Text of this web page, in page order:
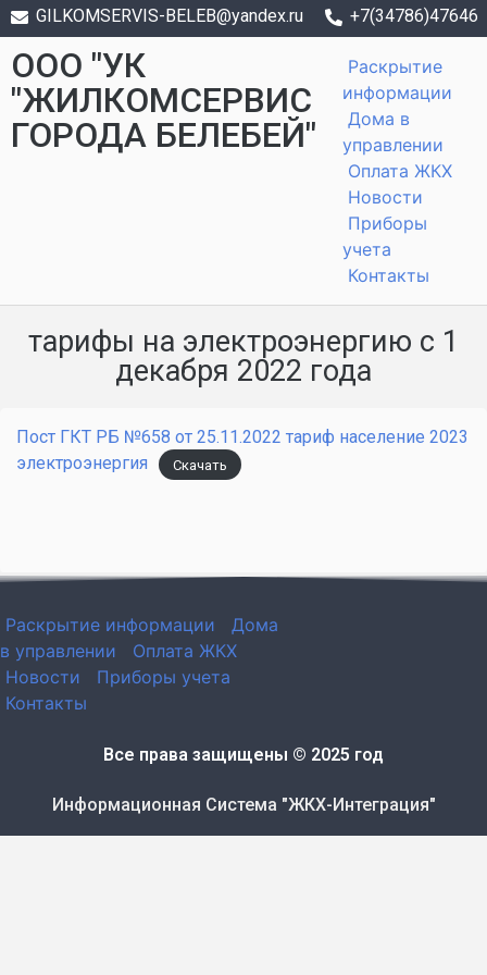
GILKOMSERVIS-BELEB@yandex.ru +7(34786)47646
ООО "УК
"ЖИЛКОМСЕРВИС
ГОРОДА БЕЛЕБЕЙ"
Раскрытие
информации
Дома в
управлении
Оплата ЖКХ
Новости
Приборы
учета
Контакты
тарифы на электроэнергию с 1
декабря 2022 года
Пост ГКТ РБ №658 от 25.11.2022 тариф население 2023
электроэнергия
Скачать
Раскрытие информации
Дома
в управлении
Оплата ЖКХ
Новости
Приборы учета
Контакты
Все права защищены © 2025 год
Информационная Система "ЖКХ-Интеграция"